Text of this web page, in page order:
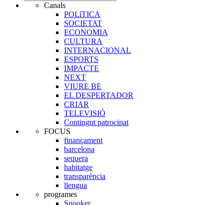
Canals
POLíTICA
SOCIETAT
ECONOMIA
CULTURA
INTERNACIONAL
ESPORTS
IMPACTE
NEXT
VIURE BE
EL DESPERTADOR
CRIAR
TELEVISIÓ
Contingut patrocinat
FOCUS
finançament
barcelona
sequera
habitatge
transparència
llengua
programes
Snooker